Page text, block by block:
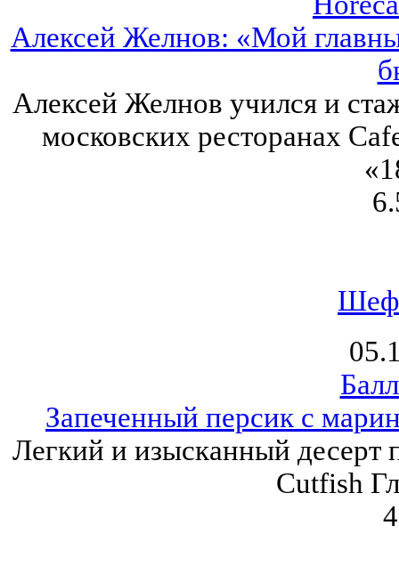
Алексей Желнов: «Мой
Алексей Желнов учился и
московских ресторанах
Запеченный персик с
Легкий и изысканный десерт
Cutfish